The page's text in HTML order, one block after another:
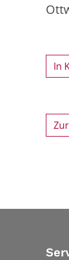
In